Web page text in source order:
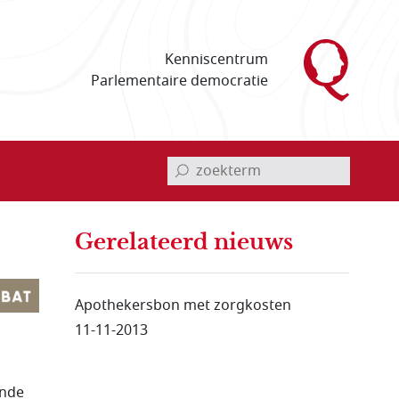
Kenniscentrum
Parlementaire democratie
invoerveld zoekterm
Gerelateerd nieuws
Apothekersbon met zorgkosten
11-11-2013